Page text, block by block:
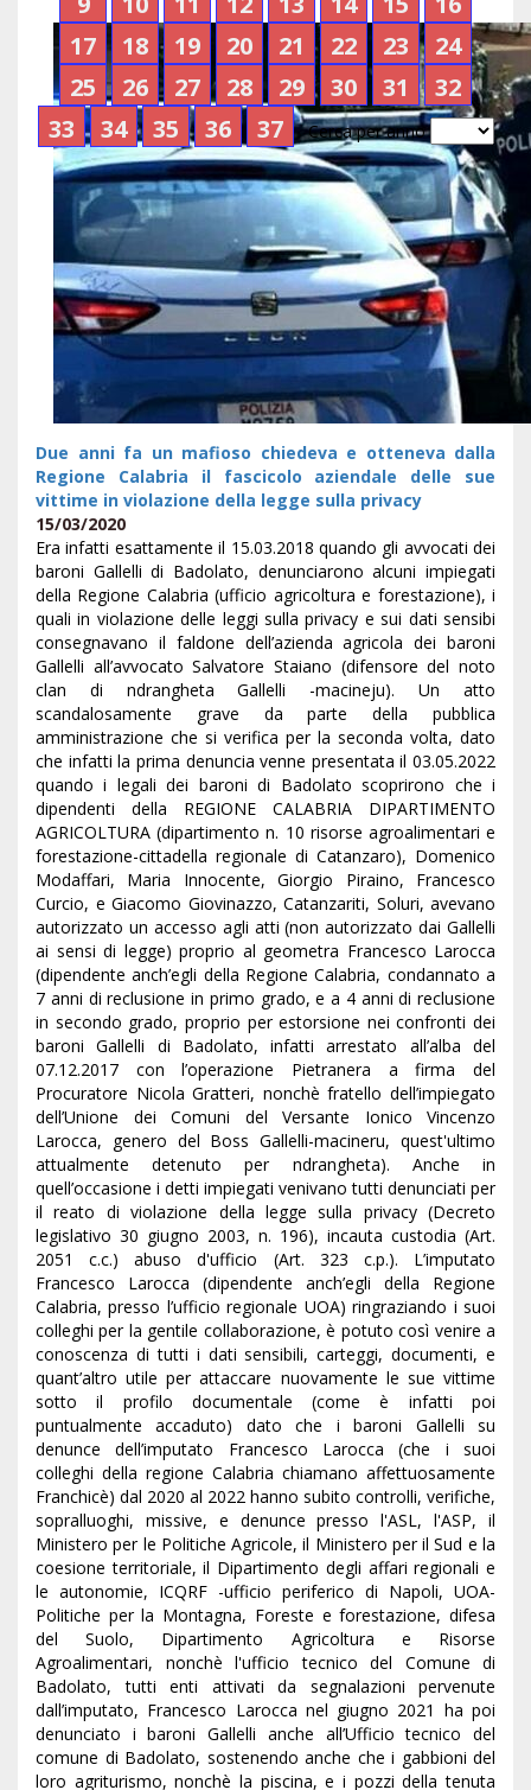
17
18 19 20 21 22 23
24
25
26 27 28 29 30 31
32
33
34 35 36 37 Cerca per anno
Due anni fa un mafioso chiedeva e otteneva dalla
Regione Calabria il fascicolo aziendale delle sue
vittime in violazione della legge sulla privacy
15/03/2020
Era infatti esattamente il 15.03.2018 quando gli avvocati dei
baroni Gallelli di Badolato, denunciarono alcuni impiegati
della Regione Calabria (ufficio agricoltura e forestazione), i
quali in violazione delle leggi sulla privacy e sui dati sensibi
consegnavano il faldone dell’azienda agricola dei baroni
Gallelli all’avvocato Salvatore Staiano (difensore del noto
clan di ndrangheta Gallelli -macineju). Un atto
scandalosamente grave da parte della pubblica
amministrazione che si verifica per la seconda volta, dato
che infatti la prima denuncia venne presentata il 03.05.2022
quando i legali dei baroni di Badolato scoprirono che i
dipendenti della REGIONE CALABRIA DIPARTIMENTO
AGRICOLTURA (dipartimento n. 10 risorse agroalimentari e
forestazione-cittadella regionale di Catanzaro), Domenico
Modaffari, Maria Innocente, Giorgio Piraino, Francesco
Curcio, e Giacomo Giovinazzo, Catanzariti, Soluri, avevano
autorizzato un accesso agli atti (non autorizzato dai Gallelli
ai sensi di legge) proprio al geometra Francesco Larocca
(dipendente anch’egli della Regione Calabria, condannato a
7 anni di reclusione in primo grado, e a 4 anni di reclusione
in secondo grado, proprio per estorsione nei confronti dei
baroni Gallelli di Badolato, infatti arrestato all’alba del
07.12.2017 con l’operazione Pietranera a firma del
Procuratore Nicola Gratteri, nonchè fratello dell’impiegato
dell’Unione dei Comuni del Versante Ionico Vincenzo
Larocca, genero del Boss Gallelli-macineru, quest'ultimo
attualmente detenuto per ndrangheta). Anche in
quell’occasione i detti impiegati venivano tutti denunciati per
il reato di violazione della legge sulla privacy (Decreto
legislativo 30 giugno 2003, n. 196), incauta custodia (Art.
2051 c.c.) abuso d'ufficio (Art. 323 c.p.). L’imputato
Francesco Larocca (dipendente anch’egli della Regione
Calabria, presso l’ufficio regionale UOA) ringraziando i suoi
colleghi per la gentile collaborazione, è potuto così venire a
conoscenza di tutti i dati sensibili, carteggi, documenti, e
quant’altro utile per attaccare nuovamente le sue vittime
sotto il profilo documentale (come è infatti poi
puntualmente accaduto) dato che i baroni Gallelli su
denunce dell’imputato Francesco Larocca (che i suoi
colleghi della regione Calabria chiamano affettuosamente
Franchicè) dal 2020 al 2022 hanno subito controlli, verifiche,
sopralluoghi, missive, e denunce presso l'ASL, l'ASP, il
Ministero per le Politiche Agricole, il Ministero per il Sud e la
coesione territoriale, il Dipartimento degli affari regionali e
le autonomie, ICQRF -ufficio periferico di Napoli, UOA-
Politiche per la Montagna, Foreste e forestazione, difesa
del Suolo, Dipartimento Agricoltura e Risorse
Agroalimentari, nonchè l'ufficio tecnico del Comune di
Badolato, tutti enti attivati da segnalazioni pervenute
dall’imputato, Francesco Larocca nel giugno 2021 ha poi
denunciato i baroni Gallelli anche all’Ufficio tecnico del
comune di Badolato, sostenendo anche che i gabbioni del
loro agriturismo, nonchè la piscina, e i pozzi della tenuta